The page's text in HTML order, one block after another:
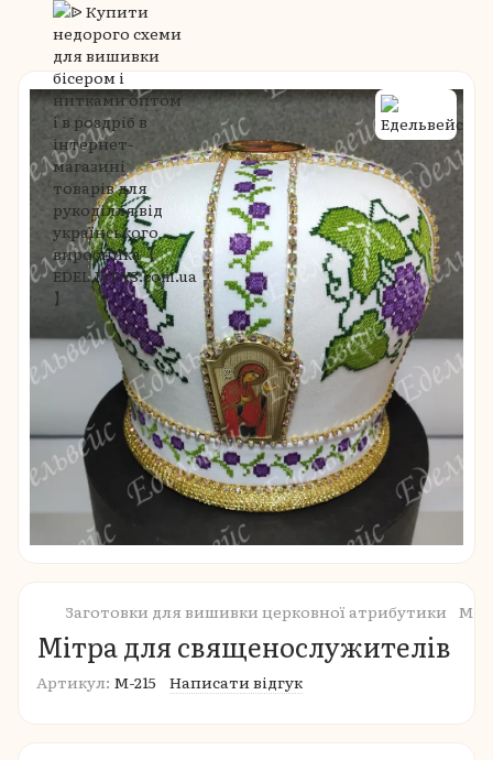
Заготовки для вишивки церковної атрибутики
Мітра для священослужителів
Артикул: М-215 Написати відгук